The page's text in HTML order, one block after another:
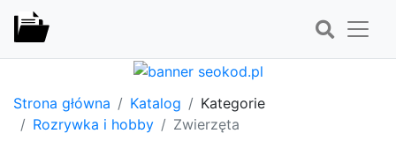
Strona główna Katalog
Kategorie
Rozrywka i hobby
Zwierzęta